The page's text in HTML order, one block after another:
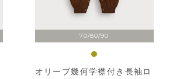
70/80/90
オリーブ幾何学襟付き長袖ロ